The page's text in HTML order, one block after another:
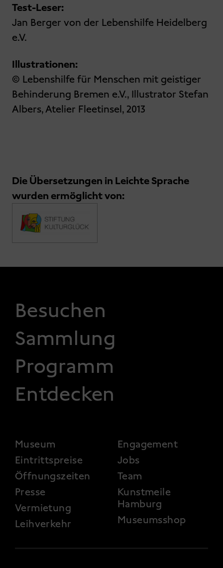
Test-Leser:
Jan Berger von der Lebenshilfe Heidelberg
e.V.
Illustrationen:
© Lebenshilfe für Menschen mit geistiger
Behinderung Bremen e.V., Illustrator Stefan
Albers, Atelier Fleetinsel, 2013
Die Übersetzungen in Leichte Sprache
wurden ermöglicht von:
FOOTER 1
Besuchen
Sammlung
Programm
Entdecken
FOOTER 2
Museum
Eintrittspreise
Öffnungszeiten
Presse
Vermietung
Leihverkehr
Engagement
Jobs
Team
Kunstmeile
Hamburg
Museumsshop